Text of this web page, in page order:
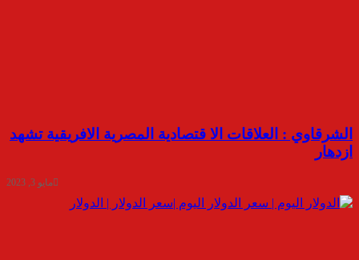
الشرقاوي : العلاقات الا قتصادية المصرية الافريقية تشهد
ازدهار
مايو 3, 2023